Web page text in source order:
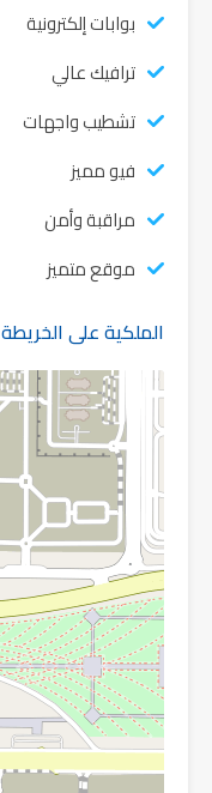
بوابات إلكترونية
ترافيك عالي
تشطيب واجهات
فيو مميز
مراقبة وأمن
موقع متميز
الملكية على الخريطة